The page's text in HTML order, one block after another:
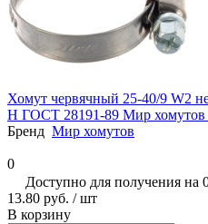
Хомут червячный 25-40/9 W2
Н ГОСТ 28191-89 Мир хомутов
Бренд Мир хомутов
0
Доступно для получения на
13.80 руб. / шт
В корзину